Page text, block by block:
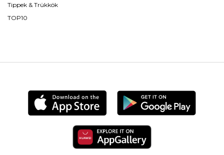
Tippek & Trükkök
TOP10